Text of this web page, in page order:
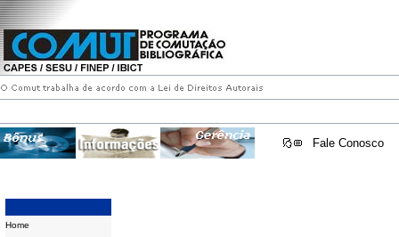
Fale Conosco
Home